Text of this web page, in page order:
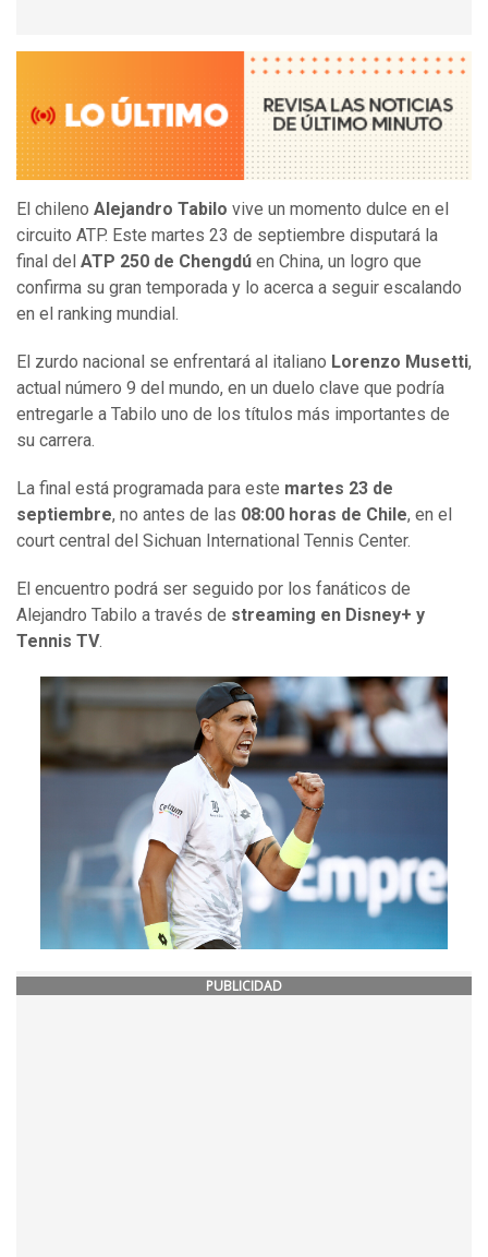
El chileno Alejandro Tabilo vive un momento dulce en el
circuito ATP. Este martes 23 de septiembre disputará la
final del ATP 250 de Chengdú en China, un logro que
confirma su gran temporada y lo acerca a seguir escalando
en el ranking mundial.
El zurdo nacional se enfrentará al italiano Lorenzo Musetti,
actual número 9 del mundo, en un duelo clave que podría
entregarle a Tabilo uno de los títulos más importantes de
su carrera.
La final está programada para este martes 23 de
septiembre, no antes de las 08:00 horas de Chile, en el
court central del Sichuan International Tennis Center.
El encuentro podrá ser seguido por los fanáticos de
Alejandro Tabilo a través de streaming en Disney+ y
Tennis TV.
PUBLICIDAD